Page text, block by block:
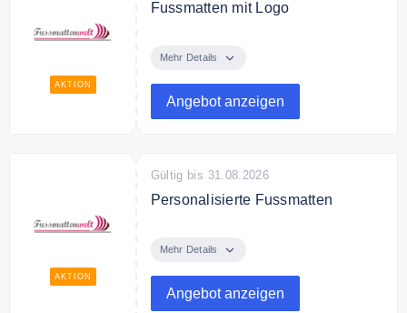
AKTION
Fussmatten mit Logo
Fussmatte individuell selbst
Mehr Details
Angebot anzeigen
AKTION
Gültig bis 31.08.2026
Personalisierte Fussmatten
Fussmatte individuell selbst
Mehr Details
Angebot anzeigen